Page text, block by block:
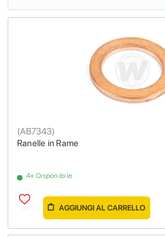
Ranelle in Rame
(AB7343)
4+ Disponibile
AGGIUNGI AL CARRELLO